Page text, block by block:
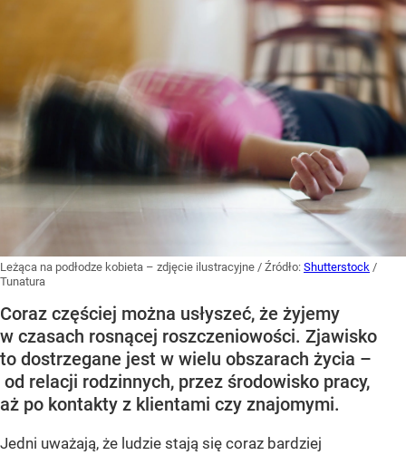
Leżąca na podłodze kobieta – zdjęcie ilustracyjne / Źródło: Shutterstock /
Tunatura
Coraz częściej można usłyszeć, że żyjemy
w czasach rosnącej roszczeniowości. Zjawisko
to dostrzegane jest w wielu obszarach życia –
od relacji rodzinnych, przez środowisko pracy,
aż po kontakty z klientami czy znajomymi.
Jedni uważają, że ludzie stają się coraz bardziej